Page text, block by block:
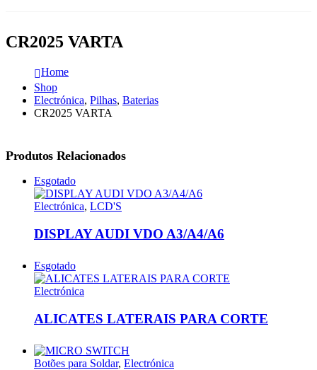
CR2025 VARTA
Home
Shop
Electrónica, Pilhas, Baterias
CR2025 VARTA
Produtos Relacionados
Esgotado
Electrónica, LCD'S
DISPLAY AUDI VDO A3/A4/A6
Esgotado
Electrónica
ALICATES LATERAIS PARA CORTE
Botões para Soldar, Electrónica